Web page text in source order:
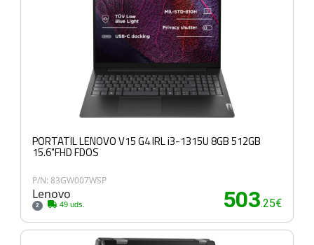
PORTATIL LENOVO V15 G4 IRL i3-1315U 8GB 512GB
15.6"FHD FDOS
P/N: 83GW007WSP
Lenovo
2 49 uds. 503.25€